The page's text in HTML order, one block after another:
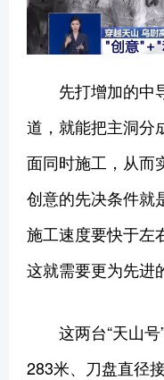
先打增加的中
道，就能把主洞分
面同时施工，从而
创意的先决条件就
施工速度要快于左
这就需要更为先进
这两台“天山号”
283米、刀盘直径